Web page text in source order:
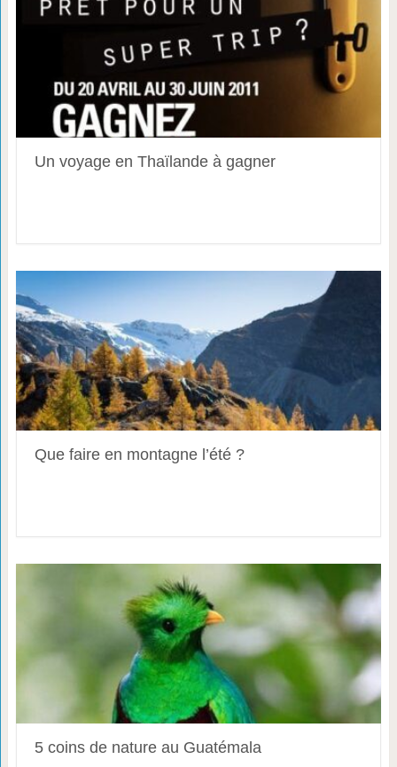
Un voyage en Thaïlande à gagner
Que faire en montagne l’été ?
5 coins de nature au Guatémala